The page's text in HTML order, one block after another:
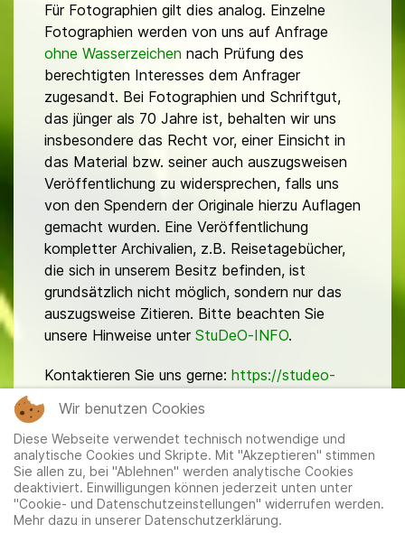
Für Fotographien gilt dies analog. Einzelne
Fotographien werden von uns auf Anfrage
ohne Wasserzeichen nach Prüfung des
berechtigten Interesses dem Anfrager
zugesandt. Bei Fotographien und Schriftgut,
das jünger als 70 Jahre ist, behalten wir uns
insbesondere das Recht vor, einer Einsicht in
das Material bzw. seiner auch auszugsweisen
Veröffentlichung zu widersprechen, falls uns
von den Spendern der Originale hierzu Auflagen
gemacht wurden. Eine Veröffentlichung
kompletter Archivalien, z.B. Reisetagebücher,
die sich in unserem Besitz befinden, ist
grundsätzlich nicht möglich, sondern nur das
auszugsweise Zitieren. Bitte beachten Sie
unsere Hinweise unter StuDeO-INFO.
Kontaktieren Sie uns gerne: https://studeo-
Datenschutzerklärung
Wir benutzen Cookies
Diese Webseite verwendet technisch notwendige und
analytische Cookies und Skripte. Mit "Akzeptieren" stimmen
Sie allen zu, bei "Ablehnen" werden analytische Cookies
deaktiviert. Einwilligungen können jederzeit unten unter
"Cookie- und Datenschutzeinstellungen" widerrufen werden.
Mehr dazu in unserer Datenschutzerklärung.